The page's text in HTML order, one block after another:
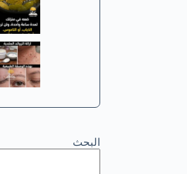
البحث